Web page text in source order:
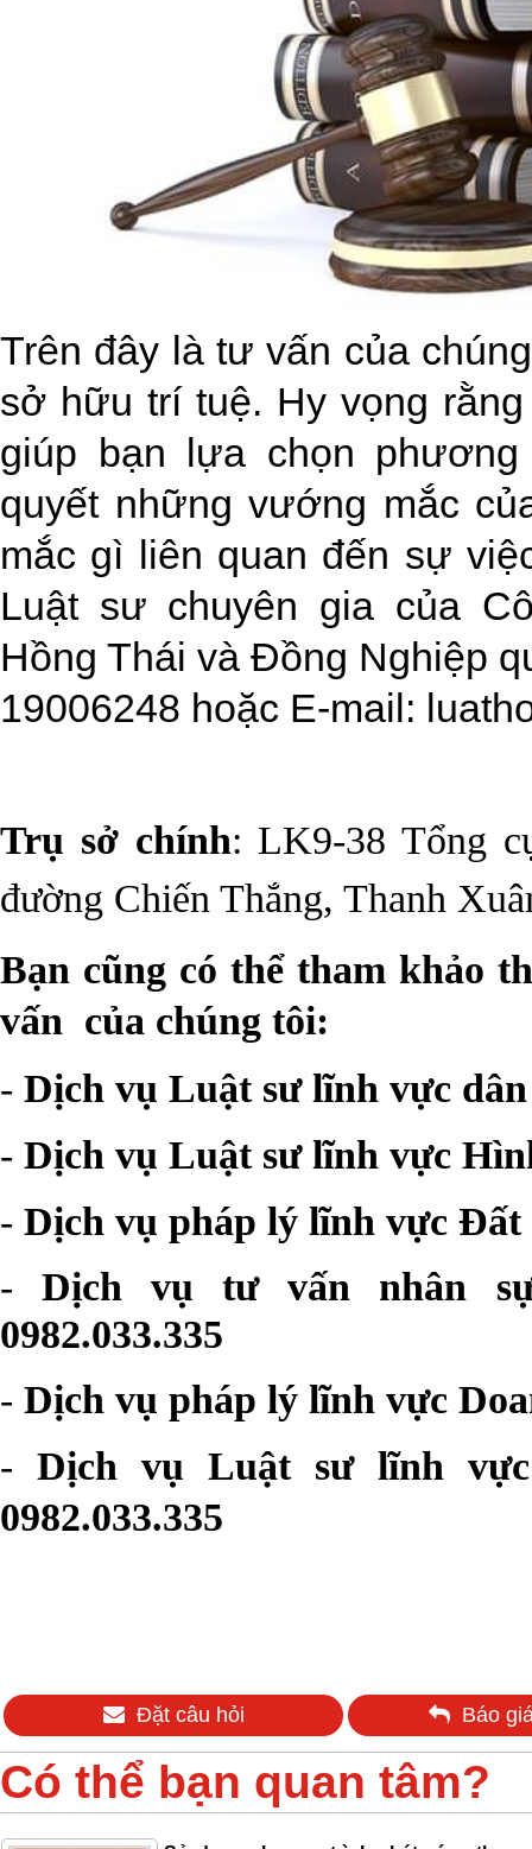
Trên đây là tư vấn của
sở hữu trí tuệ. Hy vọng
giúp bạn lựa chọn
quyết những vướng mắc
mắc gì liên quan đến sự
Luật sư chuyên gia của
Hồng Thái và Đồng Nghiệp
19006248 hoặc E-mail:
Trụ sở chính: LK9-38 Tổng
đường Chiến Thắng, Thanh
Bạn cũng có thể tham khảo
vấn của chúng tôi:
- Dịch vụ Luật sư lĩnh vực dân
- Dịch vụ Luật sư lĩnh vực
- Dịch vụ pháp lý lĩnh vực Đất
-Dịch vụ tư vấn nhân
0982.033.335
- Dịch vụ pháp lý lĩnh vực
- Dịch vụ Luật sư lĩnh
0982.033.335
Đặt câu hỏi Báo
Có thể bạn quan tâm?